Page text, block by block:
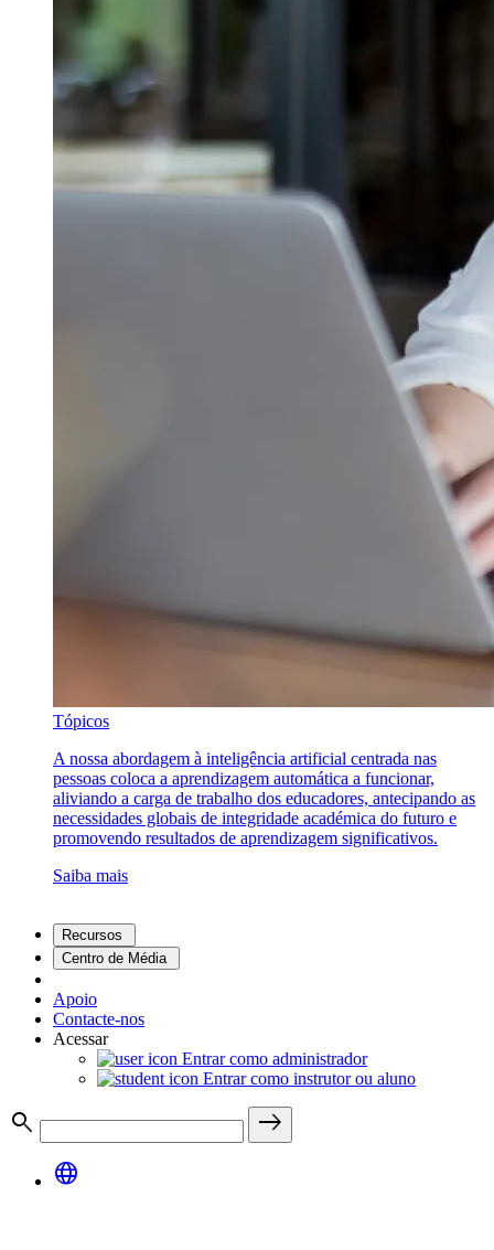
Tópicos
A nossa abordagem à inteligência artificial centrada nas
pessoas coloca a aprendizagem automática a funcionar,
aliviando a carga de trabalho dos educadores, antecipando as
necessidades globais de integridade académica do futuro e
promovendo resultados de aprendizagem significativos.
Saiba mais
Recursos
Centro de Média
Apoio
Contacte-nos
Acessar
Entrar como administrador
Entrar como instrutor ou aluno
search
east
language